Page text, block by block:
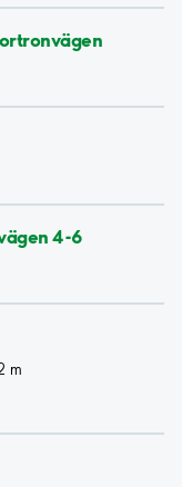
4-6
m